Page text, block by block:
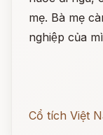
mẹ. Bà mẹ
nghiệp của
Cổ tích Việt